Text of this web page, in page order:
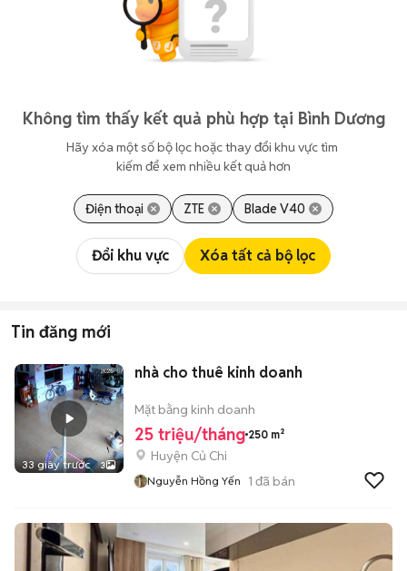
Không tìm thấy kết quả phù hợp tại Bình Dương
Hãy xóa một số bộ lọc hoặc thay đổi khu vực tìm
kiếm để xem nhiều kết quả hơn
Điện thoại ZTE Blade V40
Đổi khu vực Xóa tất cả bộ lọc
Tin đăng mới
33 giây trước 3
nhà cho thuê kinh doanh
Mặt bằng kinh doanh
25 triệu/tháng 250 m²
Huyện Củ Chi
Nguyễn Hồng Yến 1 đã bán